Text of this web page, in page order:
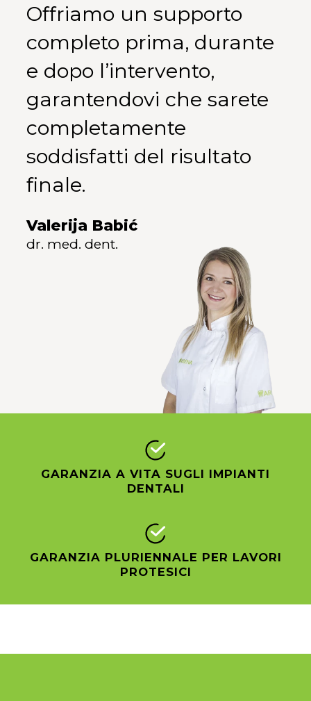
Offriamo un supporto
completo prima, durante
e dopo l’intervento,
garantendovi che sarete
completamente
soddisfatti del risultato
finale.
Valerija Babić
dr. med. dent.
GARANZIA A VITA SUGLI IMPIANTI
DENTALI
GARANZIA PLURIENNALE PER LAVORI
PROTESICI